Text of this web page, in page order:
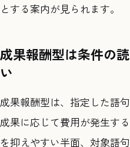
とする案内が見られます。
成果報酬型は条件の
い
成果報酬型は、指定した語
成果に応じて費用が発生す
を抑えやすい半面、対象語